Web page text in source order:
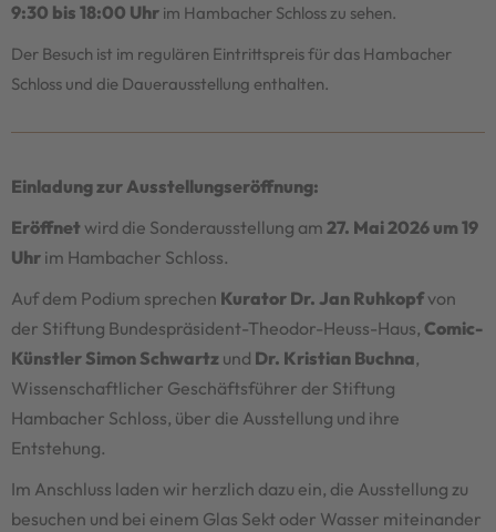
9:30 bis 18:00 Uhr im Hambacher Schloss zu sehen.
Der Besuch ist im regulären Eintrittspreis für das Hambacher
Schloss und die Dauerausstellung enthalten.
Einladung zur Ausstellungseröffnung:
Eröffnet wird die Sonderausstellung am 27. Mai 2026 um 19
Uhr im Hambacher Schloss.
Auf dem Podium sprechen Kurator Dr. Jan Ruhkopfvon
der Stiftung Bundespräsident-Theodor-Heuss-Haus, Comic-
Künstler Simon Schwartz und Dr. Kristian Buchna,
Wissenschaftlicher Geschäftsführer der Stiftung
Hambacher Schloss, über die Ausstellung und ihre
Entstehung.
Im Anschluss laden wir herzlich dazu ein, die Ausstellung zu
besuchen und bei einem Glas Sekt oder Wasser miteinander